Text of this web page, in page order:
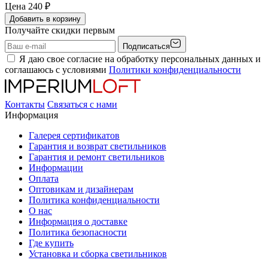
Цена 240 ₽
Добавить в корзину
Получайте скидки первым
Подписаться
Я даю свое согласие на обработку персональных данных и
соглашаюсь с условиями Политики конфиденциальности
Контакты Связаться с нами
Информация
Галерея сертификатов
Гарантия и возврат светильников
Гарантия и ремонт светильников
Информации
Оплата
Оптовикам и дизайнерам
Политика конфиденциальности
О нас
Информация о доставке
Политика безопасности
Где купить
Установка и сборка светильников